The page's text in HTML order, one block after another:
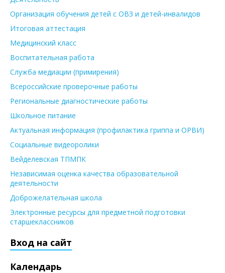
Организация обучения детей с ОВЗ и детей-инвалидов
Итоговая аттестация
Медицинский класс
Воспитательная работа
Служба медиации (примирения)
Всероссийские проверочные работы
Региональные диагностические работы
Школьное питание
Актуальная информация (профилактика гриппа и ОРВИ)
Социальные видеоролики
Вейделевская ТПМПК
Независимая оценка качества образовательной
деятельности
Доброжелательная школа
Электронные ресурсы для предметной подготовки
старшеклассников
Вход на сайт
Календарь